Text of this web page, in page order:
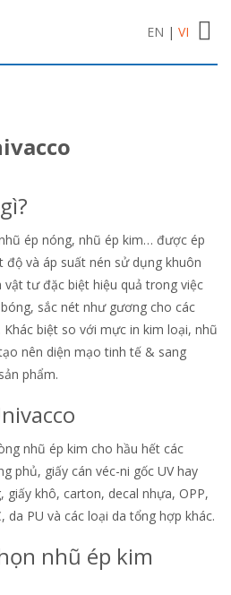
EN | VI
ép nóng, nhũ ép kim… được ép
độ và áp suất nén sử dụng khuôn
vật tư đặc biệt hiệu quả trong việc
sắc nét như gương cho các
biệt so với mực in kim loại, nhũ
nên diện mạo tinh tế & sang
phẩm.
nhũ ép kim cho hầu hết các
phủ, giấy cán véc-ni gốc UV hay
giấy khô, carton, decal nhựa, OPP,
da PU và các loại da tổng hợp khác.
nhũ ép kim